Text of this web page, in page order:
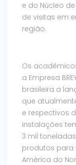
e do Núcleo
de visitas em
região.
Os
a Empresa
brasileira a
que
e respectivos
instalações
3 mil
produtos para
América do